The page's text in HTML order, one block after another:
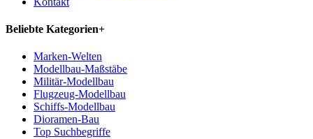
Beliebte Kategorien+
Marken-Welten
Modellbau-Maßstäbe
Militär-Modellbau
Flugzeug-Modellbau
Schiffs-Modellbau
Dioramen-Bau
Top Suchbegriffe